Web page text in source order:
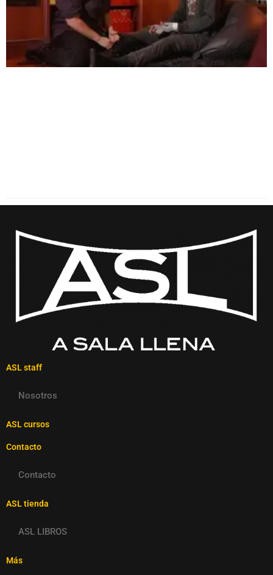
ASL staff
Nosotros
ASL cursos
Contacto
Contacto
ASL tienda
ASL LIBROS
Más